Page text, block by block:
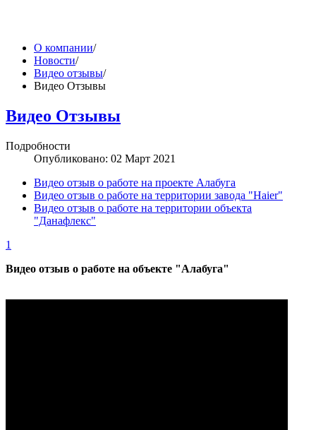
О компании/
Новости/
Видео отзывы/
Видео Отзывы
Видео Отзывы
Подробности
Опубликовано: 02 Март 2021
Видео отзыв о работе на проекте Алабуга
Видео отзыв о работе на территории завода "Haier"
Видео отзыв о работе на территории объекта
"Данафлекс"
1
Видео отзыв о работе на объекте "Алабуга"